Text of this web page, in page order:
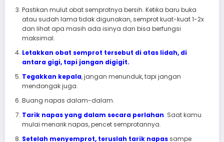
Pastikan mulut obat semprotnya bersih. Ketika baru buka
atau sudah lama tidak digunakan, semprot kuat-kuat 1-2x
dan lihat apa masih ada isinya dan bisa berfungsi
maksimal.
Letakkan obat semprot tersebut di atas lidah, di
antara gigi, tapi jangan digigit.
Tegakkan kepala, jangan menunduk, tapi jangan
mendongak juga.
Buang napas dalam-dalam.
Tarik napas yang dalam secara perlahan. Saat kamu
mulai menarik napas, pencet semprotannya.
Setelah menyemprot, teruslah tarik napas sampe